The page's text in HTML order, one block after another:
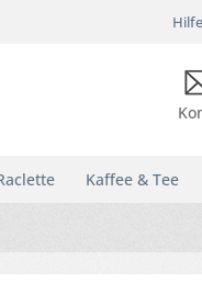
Hilfe
Kaffee & Tee